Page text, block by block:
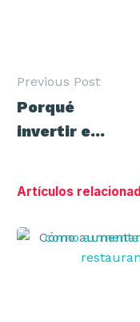
de
entradas
Previous Post
Porqué
invertir en
Artículos